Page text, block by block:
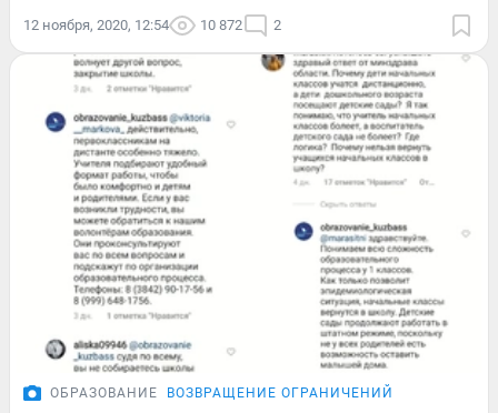
12 ноября, 2020, 12:54 10 872 2
ОБРАЗОВАНИЕ ВОЗВРАЩЕНИЕ ОГРАНИЧЕНИЙ